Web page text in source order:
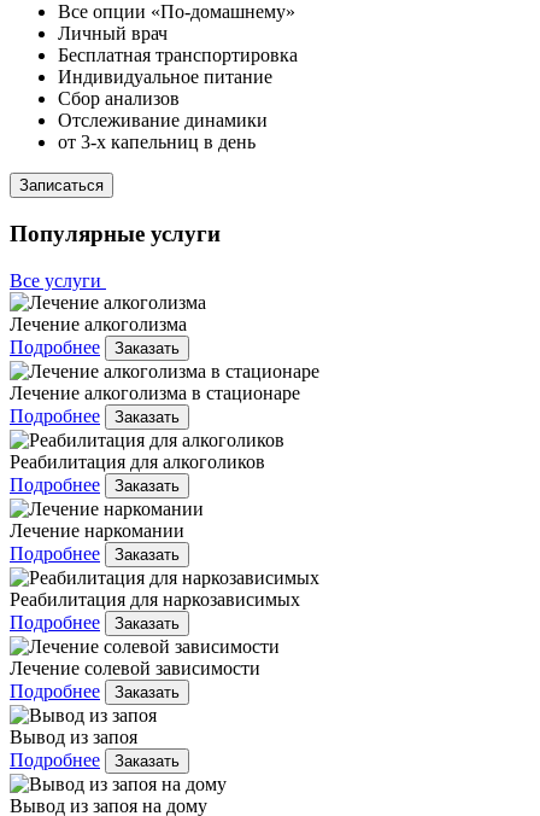
Все опции «По-домашнему»
Личный врач
Бесплатная транспортировка
Индивидуальное питание
Сбор анализов
Отслеживание динамики
от 3-х капельниц в день
Записаться
Популярные услуги
Все услуги
Лечение алкоголизма
Подробнее
Заказать
Лечение алкоголизма в стационаре
Подробнее
Заказать
Реабилитация для алкоголиков
Подробнее
Заказать
Лечение наркомании
Подробнее
Заказать
Реабилитация для наркозависимых
Подробнее
Заказать
Лечение солевой зависимости
Подробнее
Заказать
Вывод из запоя
Подробнее
Заказать
Вывод из запоя на дому